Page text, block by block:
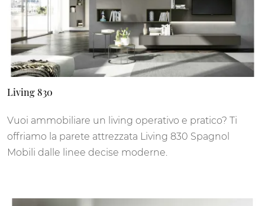
Living 830
Vuoi ammobiliare un living operativo e pratico? Ti
offriamo la parete attrezzata Living 830 Spagnol
Mobili dalle linee decise moderne.